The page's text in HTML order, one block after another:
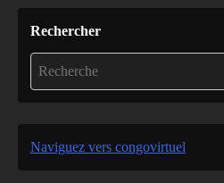
Rechercher
Naviguez vers congovirtuel